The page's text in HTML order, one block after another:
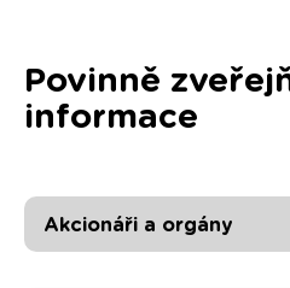
Povinně
informace
Akcionáři a orgány